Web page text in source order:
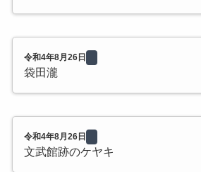
令和4年8月26日
袋田瀧
令和4年8月26日
文武館跡のケヤキ